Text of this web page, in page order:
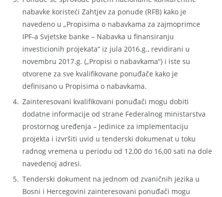
nabavke koristeći Zahtjev za ponude (RFB) kako je
navedeno u „Propisima o nabavkama za zajmoprimce
IPF-a Svjetske banke – Nabavka u finansiranju
investicionih projekata“ iz jula 2016.g., revidirani u
novembru 2017.g. („Propisi o nabavkama“) i iste su
otvorene za sve kvalifikovane ponuđače kako je
definisano u Propisima o nabavkama.
Zainteresovani kvalifikovani ponuđači mogu dobiti
dodatne informacije od strane Federalnog ministarstva
prostornog uređenja – Jedinice za implementaciju
projekta i izvršiti uvid u tenderski dokumenat u toku
radnog vremena u periodu od 12,00 do 16,00 sati na dole
navedenoj adresi.
Tenderski dokument na jednom od zvaničnih jezika u
Bosni i Hercegovini zainteresovani ponuđači mogu